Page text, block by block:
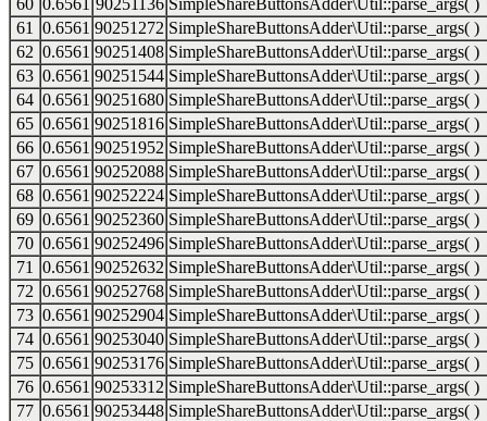
60 0.6561 90251136 SimpleShareButtonsAdder\Util::parse_args( )
61
0.6561 90251272 SimpleShareButtonsAdder\Util::parse_args( )
62 0.6561 90251408 SimpleShareButtonsAdder\Util::parse_args( )
63 0.6561 90251544 SimpleShareButtonsAdder\Util::parse_args( )
64 0.6561 90251680 SimpleShareButtonsAdder\Util::parse_args( )
65 0.6561 90251816 SimpleShareButtonsAdder\Util::parse_args( )
66 0.6561 90251952 SimpleShareButtonsAdder\Util::parse_args( )
67 0.6561 90252088 SimpleShareButtonsAdder\Util::parse_args( )
68 0.6561 90252224 SimpleShareButtonsAdder\Util::parse_args( )
69 0.6561 90252360 SimpleShareButtonsAdder\Util::parse_args( )
70 0.6561 90252496 SimpleShareButtonsAdder\Util::parse_args( )
71
0.6561 90252632 SimpleShareButtonsAdder\Util::parse_args( )
72 0.6561 90252768 SimpleShareButtonsAdder\Util::parse_args( )
73 0.6561 90252904 SimpleShareButtonsAdder\Util::parse_args( )
74 0.6561 90253040 SimpleShareButtonsAdder\Util::parse_args( )
75 0.6561 90253176 SimpleShareButtonsAdder\Util::parse_args( )
76 0.6561 90253312 SimpleShareButtonsAdder\Util::parse_args( )
77 0.6561 90253448 SimpleShareButtonsAdder\Util::parse_args( )